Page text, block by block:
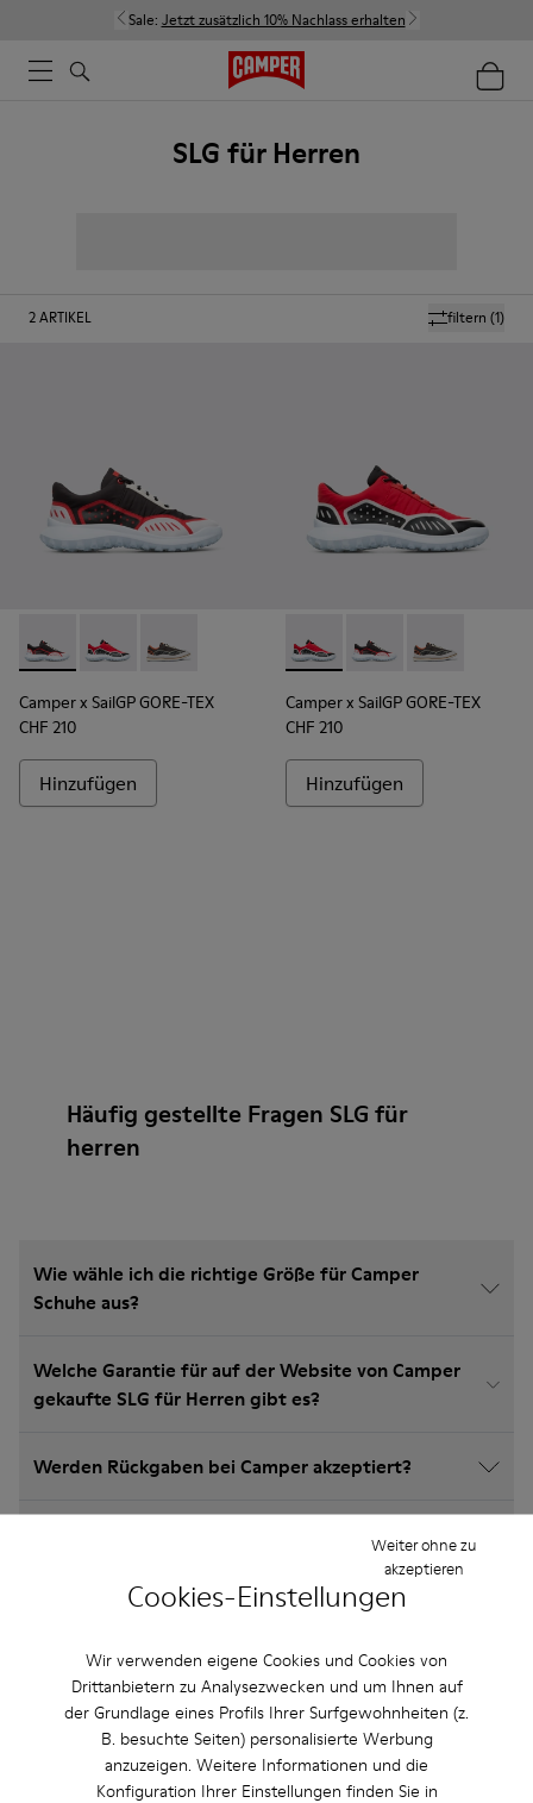
Cookies-Einstellungen
Wir verwenden eigene Cookies und Cookies von
Drittanbietern zu Analysezwecken und um Ihnen auf
der Grundlage eines Profils Ihrer Surfgewohnheiten (z.
B. besuchte Seiten) personalisierte Werbung
anzuzeigen. Weitere Informationen und die
Konfiguration Ihrer Einstellungen finden Sie in
Weiter ohne zu
akzeptieren
Sale: Jetzt zusätzlich 10% Nachlass erhalten
SLG für Herren
filtern (1)
2ARTIKEL
Camper x SailGP GORE-TEX - K100658-021 -
Camper x SailGP GORE-TEX - K100658-020 -
Camper x SailGP GORE-TEX - K100658-004Q
Camper x SailGP GORE-TEX
CHF 210
Hinzufügen
Camper x SailGP GORE-
Camper x SailGP
Camper x
Camper x SailGP GORE-TEX
CHF 210
Hinzufügen
Häufig gestellte Fragen SLG für
herren
Wie wähle ich die richtige Größe für Camper
Schuhe aus?
Welche Garantie für auf der Website von Camper
gekaufte SLG für Herren gibt es?
Werden Rückgaben bei Camper akzeptiert?
Wie viel kostet der Versand für Camper SLG für
Andere Kategorien